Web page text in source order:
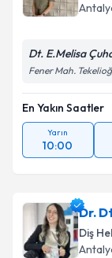
Dt. E.Melisa
Fener Mah.
En Yakın Saatler
Yarın
10:00
Dr.
Diş